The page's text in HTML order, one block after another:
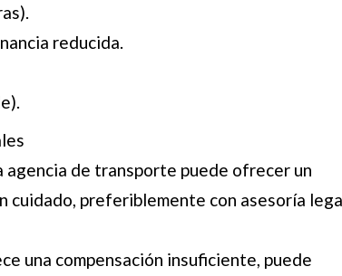
reducida.
agencia de transporte puede ofrecer un
cuidado, preferiblemente con asesoría
una compensación insuficiente, puede